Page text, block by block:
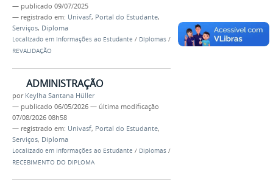
— publicado 09/07/2025
— registrado em: Univasf, Portal do Estudante,
Serviços, Diploma
Localizado em Informações ao Estudante / Diplomas /
REVALIDAÇÃO
ADMINISTRAÇÃO
por Keylha Santana Hüller
— publicado 06/05/2026 — última modificação
07/08/2026 08h58
— registrado em: Univasf, Portal do Estudante,
Serviços, Diploma
Localizado em Informações ao Estudante / Diplomas /
RECEBIMENTO DO DIPLOMA